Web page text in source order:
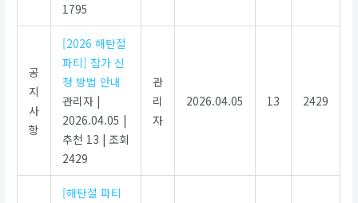
1795
공
지
사
항
[2026 해탄절
파티] 참가 신
청 방법 안내
관리자 |
2026.04.05 |
추천 13 | 조회
2429
관
리
자
2026.04.05 13 2429
[해탄절 파티